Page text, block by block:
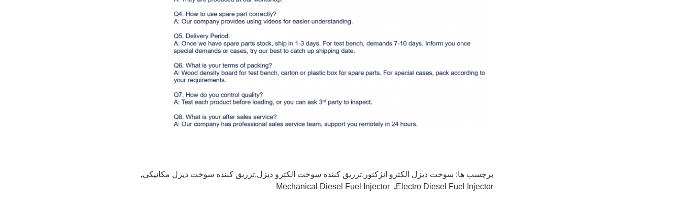
برچسب ها: سوخت دیزل الکترو انژکتور,تزریق کننده سوخت الکترو دیزل,تزریق کننده سوخت دیزل مکانیکی,
Electro Diesel Fuel Injector
,
Mechanical Diesel Fuel Injector